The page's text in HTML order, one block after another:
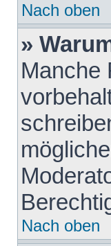
Nach oben
»
Manche
Nach oben